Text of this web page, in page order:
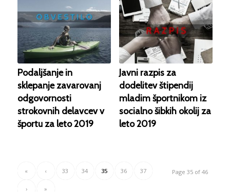
Podaljšanje in
sklepanje zavarovanj
odgovornosti
strokovnih delavcev v
športu za leto 2019
Javni razpis za
dodelitev štipendij
mladim športnikom iz
socialno šibkih okolij za
leto 2019
Page 35 of 46
« ‹ 33 34 35 36 37
› »